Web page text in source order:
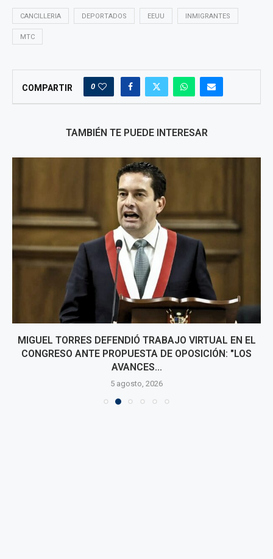
CANCILLERIA DEPORTADOS EEUU INMIGRANTES
MTC
COMPARTIR 0
TAMBIÉN TE PUEDE INTERESAR
MIGUEL TORRES DEFENDIÓ TRABAJO VIRTUAL EN EL
CONGRESO ANTE PROPUESTA DE OPOSICIÓN: "LOS
AVANCES...
5 agosto, 2026